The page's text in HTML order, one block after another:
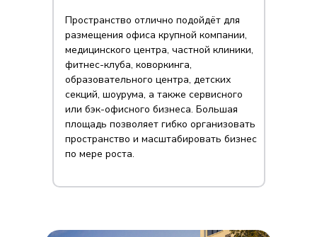
Пространство отлично подойдёт для
размещения офиса крупной компании,
медицинского центра, частной клиники,
фитнес-клуба, коворкинга,
образовательного центра, детских
секций, шоурума, а также сервисного
или бэк-офисного бизнеса. Большая
площадь позволяет гибко организовать
пространство и масштабировать бизнес
по мере роста.